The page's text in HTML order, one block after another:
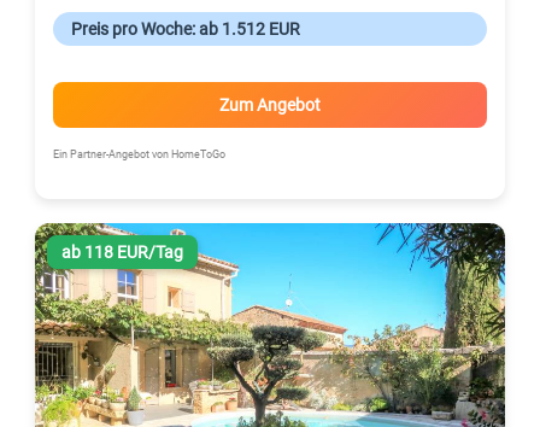
Preis pro Woche: ab 1.512 EUR
Zum Angebot
Ein Partner-Angebot von HomeToGo
ab 118 EUR/Tag